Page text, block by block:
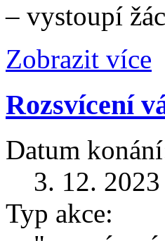
– vystoupí
Zobrazit více
Rozsvícení
Datum
3. 12. 2023
Typ akce: